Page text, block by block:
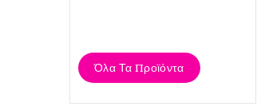
Όλα Τα Προϊόντα